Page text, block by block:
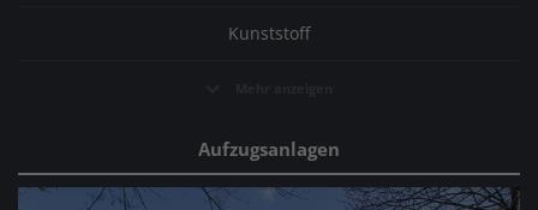
Kunststoff
Aufzugsanlagen